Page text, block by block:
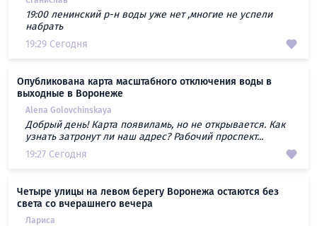
19:00 ленинский р-н воды уже нет ,многие не успели
набрать
19:29 Сегодня
Опубликована карта масштабного отключения воды в
выходные в Воронеже
Alena Golovchinskaya
Добрый день! Карта появиламь, но не открывается. Как
узнать затронут ли наш адрес? Рабочий проспект...
19:27 Сегодня
Четыре улицы на левом берегу Воронежа остаются без
света со вчерашнего вечера
Лариса